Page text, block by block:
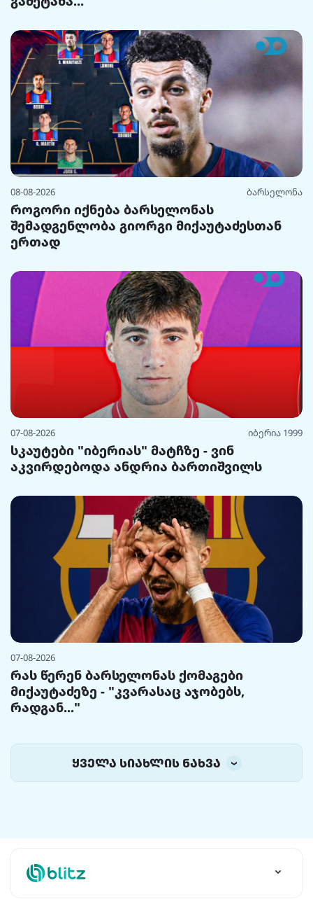
08-08-2026 ბარსელონა
როგორი იქნება ბარსელონას
შემადგენლობა გიორგი მიქაუტაძესთან
ერთად
07-08-2026 იბერია 1999
სკაუტები "იბერიას" მატჩზე - ვინ
აკვირდებოდა ანდრია ბართიშვილს
07-08-2026
რას წერენ ბარსელონას ქომაგები
მიქაუტაძეზე - "კვარასაც აჯობებს,
რადგან..."
ყველა სიახლის ნახვა